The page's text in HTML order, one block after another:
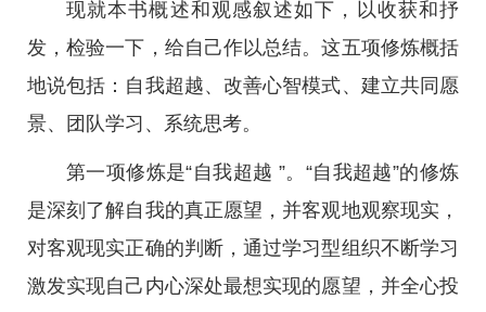
现就本书概述和观感叙述如下，以收获和抒
发，检验一下，给自己作以总结。这五项修炼概括
地说包括：自我超越、改善心智模式、建立共同愿
景、团队学习、系统思考。
第一项修炼是“自我超越 ”。“自我超越”的修炼
是深刻了解自我的真正愿望，并客观地观察现实，
对客观现实正确的判断，通过学习型组织不断学习
激发实现自己内心深处最想实现的愿望，并全心投